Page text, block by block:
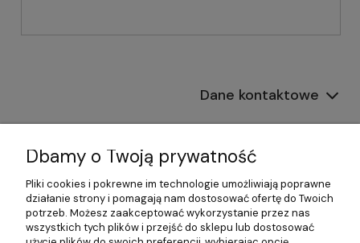
Dane kontaktowe
Informacje
Płatności i dostawa
Pomoc
Moje konto
Dbamy o Twoją prywatność
Pliki cookies i pokrewne im technologie umożliwiają poprawne
działanie strony i pomagają nam dostosować ofertę do Twoich
potrzeb. Możesz zaakceptować wykorzystanie przez nas
wszystkich tych plików i przejść do sklepu lub dostosować